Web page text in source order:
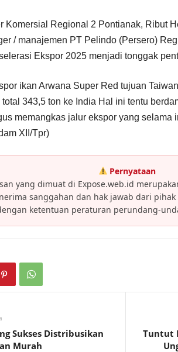
Komersial Regional 2 Pontianak, Ribut
/ manajemen PT Pelindo (Persero)
Ekspor 2025 menjadi tonggak
ikan Arwana Super Red tujuan
total 343,5 ton ke India Hal ini tentu
memangkas jalur ekspor yang selama
XII/Tpr)
Pernyataan
yang dimuat di Expose.web.id
sanggahan dan hak jawab dari
ketentuan peraturan perundang-
Sukses Distribusikan
Murah
Tuntut